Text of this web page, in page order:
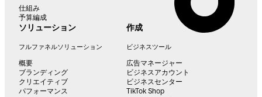
仕組み
予算編成
ソリューション
フルファネルソリューション
概要
ブランディング
クリエイティブ
パフォーマンス
作成
ビジネスツール
広告マネージャー
ビジネスアカウント
ビジネスセンター
TikTok Shop